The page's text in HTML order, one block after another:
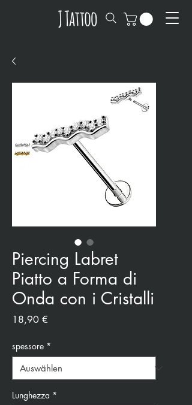
Piercing Labret
Piatto a Forma di
Onda con i Cristalli
18,90 €
spessore *
Lunghezza *